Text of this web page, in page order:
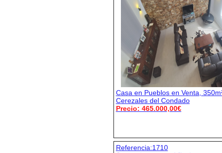
Casa en Pueblos en Venta,
Cerezales del Condado
Precio: 465.000,00€
Referencia:1710